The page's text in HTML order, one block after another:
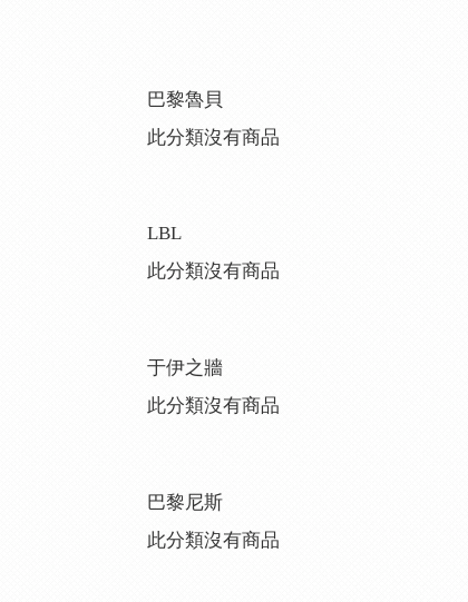
巴黎魯貝
此分類沒有商品
LBL
此分類沒有商品
于伊之牆
此分類沒有商品
巴黎尼斯
此分類沒有商品